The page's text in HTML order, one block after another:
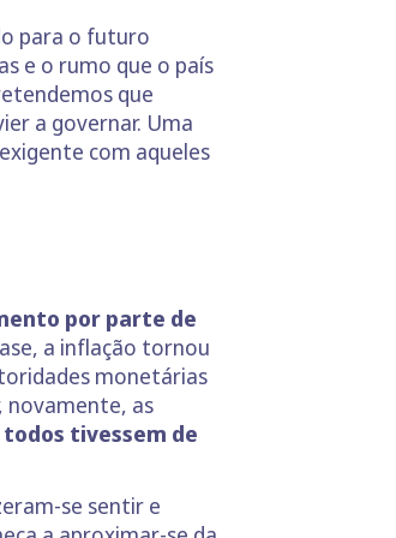
para o futuro
e o rumo que o país
que
a governar. Uma
com aqueles
por parte de
a inflação tornou
monetárias
novamente, as
todos tivessem de
se sentir e